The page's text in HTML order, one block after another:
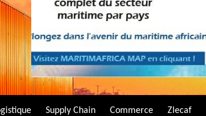
Supply Chain Commerce Zlecaf